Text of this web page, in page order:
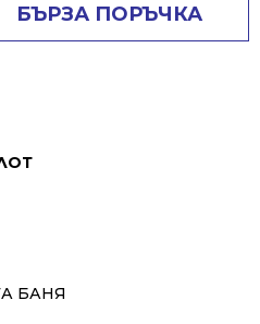
БЪРЗА ПОРЪЧКА
БАНЯ